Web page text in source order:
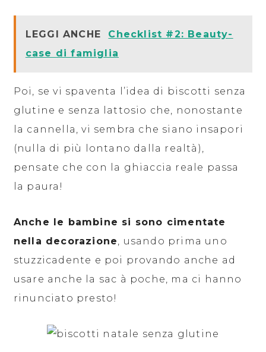
LEGGI ANCHE
Checklist #2: Beauty-
case di famiglia
Poi, se vi spaventa l’idea di biscotti senza
glutine e senza lattosio che, nonostante
la cannella, vi sembra che siano insapori
(nulla di più lontano dalla realtà),
pensate che con la ghiaccia reale passa
la paura!
Anche le bambine si sono cimentate
nella decorazione, usando prima uno
stuzzicadente e poi provando anche ad
usare anche la sac à poche, ma ci hanno
rinunciato presto!